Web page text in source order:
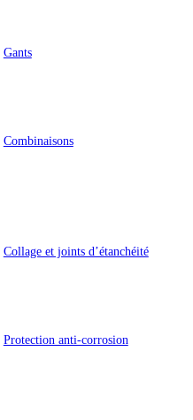
Gants
Combinaisons
Collage et joints d’étanchéité
Protection anti-corrosion